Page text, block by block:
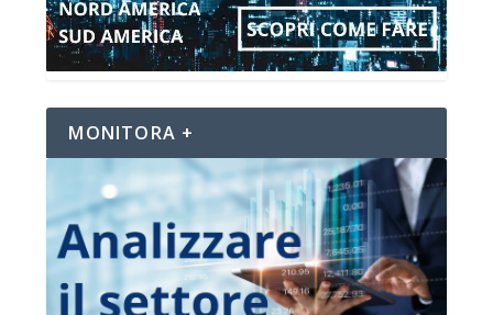
MONITORA +